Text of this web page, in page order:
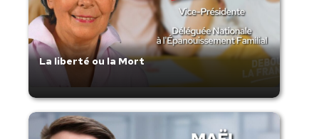
La liberté ou la Mort